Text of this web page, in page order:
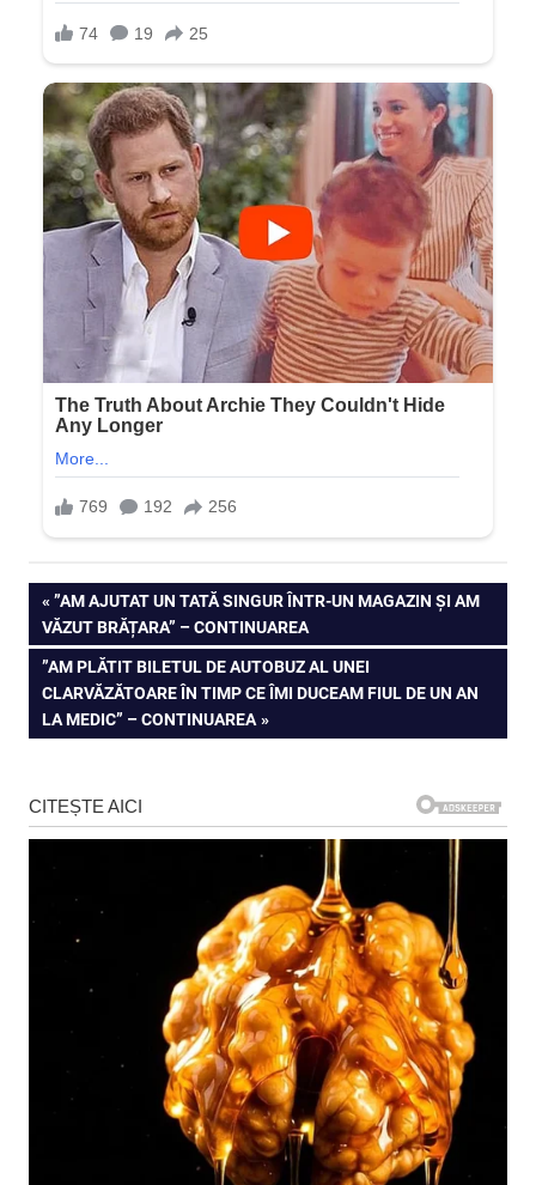
Navigare
în
articole
PREVIOUS
POST:
”AM AJUTAT UN TATĂ SINGUR ÎNTR-UN MAGAZIN ȘI AM
VĂZUT BRĂȚARA” – CONTINUAREA
NEXT
POST:
”AM PLĂTIT BILETUL DE AUTOBUZ AL UNEI
CLARVĂZĂTOARE ÎN TIMP CE ÎMI DUCEAM FIUL DE UN AN
LA MEDIC” – CONTINUAREA